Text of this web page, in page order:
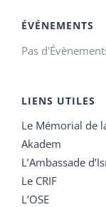
ÉVÉNEMENTS
Pas
LIENS UTILES
Le Mémorial de
Akadem
L’Ambassade
Le CRIF
L’OSE